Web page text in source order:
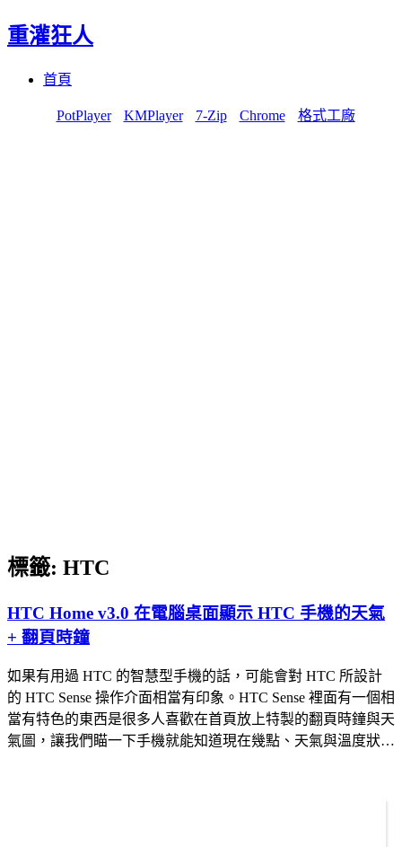
重灌狂人
首頁
PotPlayer KMPlayer 7-Zip Chrome 格式工廠
標籤: HTC
HTC Home v3.0 在電腦桌面顯示 HTC 手機的天氣
+ 翻頁時鐘
如果有用過 HTC 的智慧型手機的話，可能會對 HTC 所設計
的 HTC Sense 操作介面相當有印象。HTC Sense 裡面有一個相
當有特色的東西是很多人喜歡在首頁放上特製的翻頁時鐘與天
氣圖，讓我們瞄一下手機就能知道現在幾點、天氣與溫度狀…